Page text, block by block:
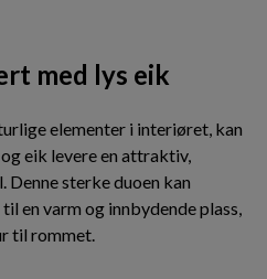
med lys eik
elementer i interiøret, kan
eik levere en attraktiv,
sterke duoen kan
en varm og innbydende plass,
til rommet.